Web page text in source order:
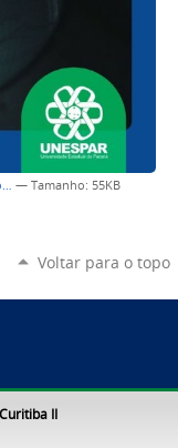
— Tamanho: 55KB
Voltar para o topo
II